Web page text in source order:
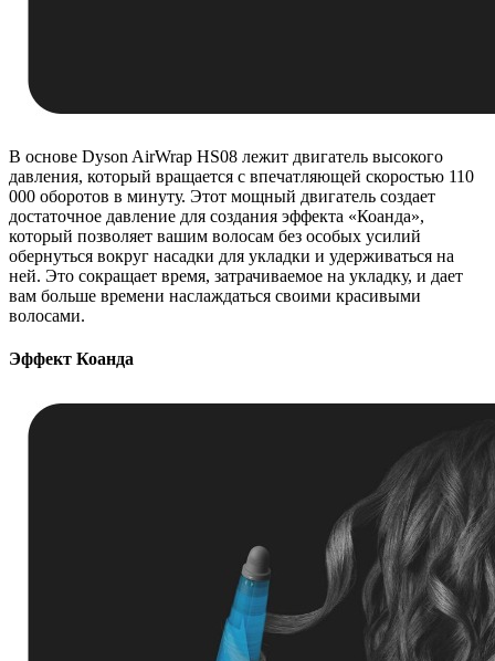
В основе Dyson AirWrap HS08 лежит двигатель высокого
давления, который вращается с впечатляющей скоростью 110
000 оборотов в минуту. Этот мощный двигатель создает
достаточное давление для создания эффекта «Коанда»,
который позволяет вашим волосам без особых усилий
обернуться вокруг насадки для укладки и удерживаться на
ней. Это сокращает время, затрачиваемое на укладку, и дает
вам больше времени наслаждаться своими красивыми
волосами.
Эффект Коанда